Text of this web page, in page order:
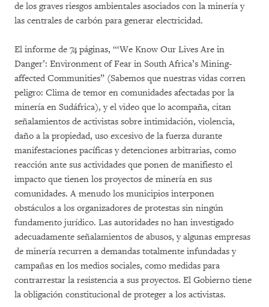
de los graves riesgos ambientales asociados con la minería y
las centrales de carbón para generar electricidad.
El informe de 74 páginas, “‘We Know Our Lives Are in
Danger’: Environment of Fear in South Africa’s Mining-
affected Communities” (Sabemos que nuestras vidas corren
peligro: Clima de temor en comunidades afectadas por la
minería en Sudáfrica), y el video que lo acompaña, citan
señalamientos de activistas sobre intimidación, violencia,
daño a la propiedad, uso excesivo de la fuerza durante
manifestaciones pacíficas y detenciones arbitrarias, como
reacción ante sus actividades que ponen de manifiesto el
impacto que tienen los proyectos de minería en sus
comunidades. A menudo los municipios interponen
obstáculos a los organizadores de protestas sin ningún
fundamento jurídico. Las autoridades no han investigado
adecuadamente señalamientos de abusos, y algunas empresas
de minería recurren a demandas totalmente infundadas y
campañas en los medios sociales, como medidas para
contrarrestar la resistencia a sus proyectos. El Gobierno tiene
la obligación constitucional de proteger a los activistas.